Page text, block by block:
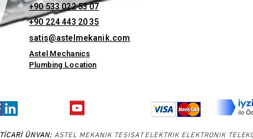
+90 533 022 53 07
+90 224 443 20 35
satis@astelmekanik.com
Astel Mechanics
Plumbing Location
TİCARİ ÜNVAN: ASTEL MEKANIK TESISAT ELEKTRIK ELEKTRONIK